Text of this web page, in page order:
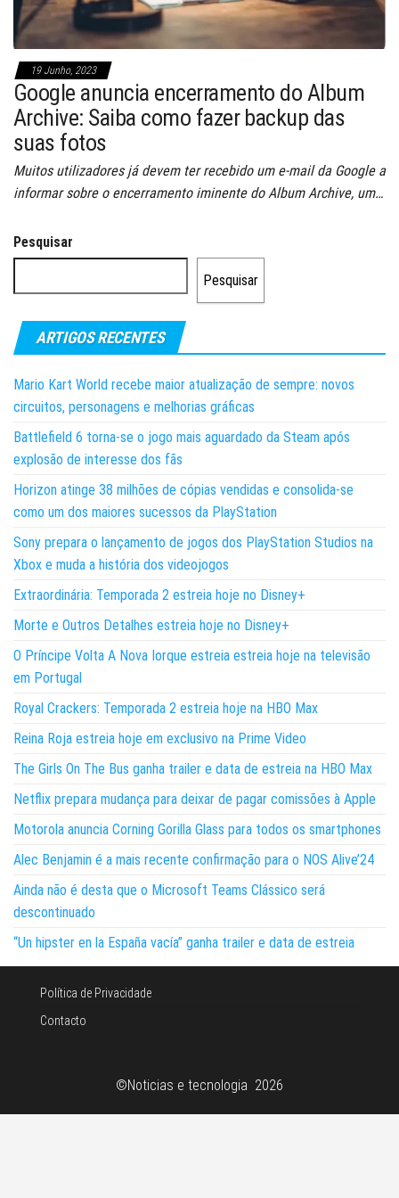
19 Junho, 2023
Google anuncia encerramento do Album
Archive: Saiba como fazer backup das
suas fotos
Muitos utilizadores já devem ter recebido um e-mail da Google a
informar sobre o encerramento iminente do Album Archive, um…
Pesquisar
Pesquisar
ARTIGOS RECENTES
Mario Kart World recebe maior atualização de sempre: novos
circuitos, personagens e melhorias gráficas
Battlefield 6 torna-se o jogo mais aguardado da Steam após
explosão de interesse dos fãs
Horizon atinge 38 milhões de cópias vendidas e consolida-se
como um dos maiores sucessos da PlayStation
Sony prepara o lançamento de jogos dos PlayStation Studios na
Xbox e muda a história dos videojogos
Extraordinária: Temporada 2 estreia hoje no Disney+
Morte e Outros Detalhes estreia hoje no Disney+
O Príncipe Volta A Nova Iorque estreia estreia hoje na televisão
em Portugal
Royal Crackers: Temporada 2 estreia hoje na HBO Max
Reina Roja estreia hoje em exclusivo na Prime Video
The Girls On The Bus ganha trailer e data de estreia na HBO Max
Netflix prepara mudança para deixar de pagar comissões à Apple
Motorola anuncia Corning Gorilla Glass para todos os smartphones
Alec Benjamin é a mais recente confirmação para o NOS Alive’24
Ainda não é desta que o Microsoft Teams Clássico será
descontinuado
“Un hipster en la España vacía” ganha trailer e data de estreia
Política de Privacidade
Contacto
©Noticias e tecnologia 2026